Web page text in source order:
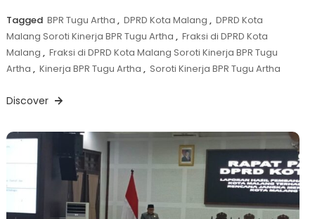
Tagged BPR Tugu Artha , DPRD Kota Malang , DPRD Kota
Malang Soroti Kinerja BPR Tugu Artha , Fraksi di DPRD Kota
Malang , Fraksi di DPRD Kota Malang Soroti Kinerja BPR Tugu
Artha , Kinerja BPR Tugu Artha , Soroti Kinerja BPR Tugu Artha
Discover